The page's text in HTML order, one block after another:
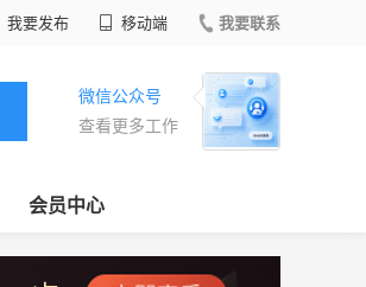
我要发布 移动端 我要联系
微信公众号
查看更多工作
会员中心